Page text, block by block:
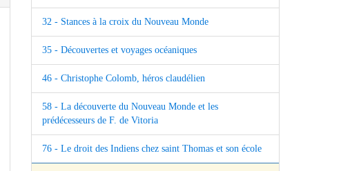
32 - Stances à la croix du Nouveau Monde
35 - Découvertes et voyages océaniques
46 - Christophe Colomb, héros claudélien
58 - La découverte du Nouveau Monde et les
prédécesseurs de F. de Vitoria
76 - Le droit des Indiens chez saint Thomas et son école